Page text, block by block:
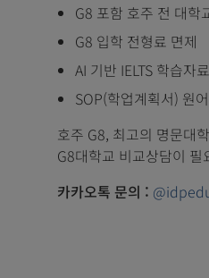
G8 포함 호주 전 대학
G8 입학 전형료 면제
AI 기반 IELTS 학습자
SOP(학업계획서) 원
호주 G8, 최고의 명문대
G8대학교 비교상담이
카카오톡 문의 :